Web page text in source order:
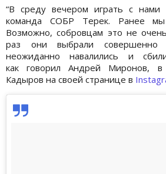
“В среду вечером играть с нами
команда СОБР Терек. Ранее мы
Возможно, собровцам это не
раз они выбрали
неожиданно навалились и
как говорил Андрей Миронов, в
Кадыров на своей странице в